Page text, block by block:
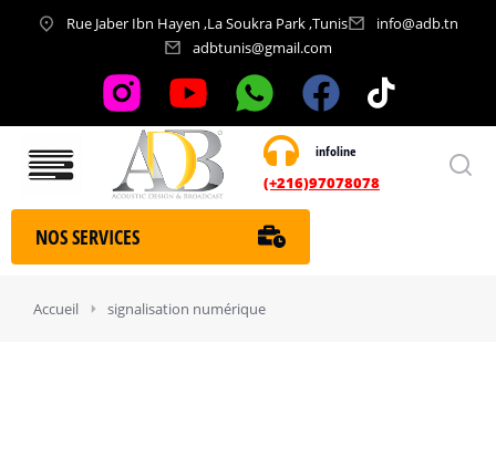
Rue Jaber Ibn Hayen ,La Soukra Park ,Tunis
info@adb.tn
adbtunis@gmail.com
infoline
(+216)97078078
Nos services
NOS SERVICES
Vous êtes ici :
Accueil signalisation numérique